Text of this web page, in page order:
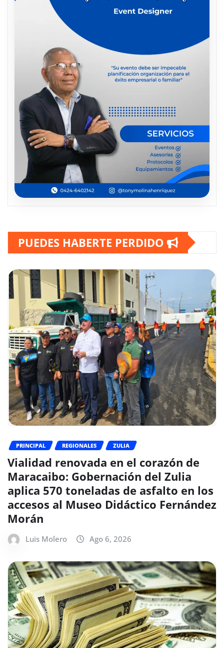
PUEDES HABERTE PERDIDO
PRINCIPAL REGIONALES ZULIA
Vialidad renovada en el corazón de
Maracaibo: Gobernación del Zulia
aplica 570 toneladas de asfalto en los
accesos al Museo Didáctico Fernández
Morán
Luis Molero Ago 6, 2026